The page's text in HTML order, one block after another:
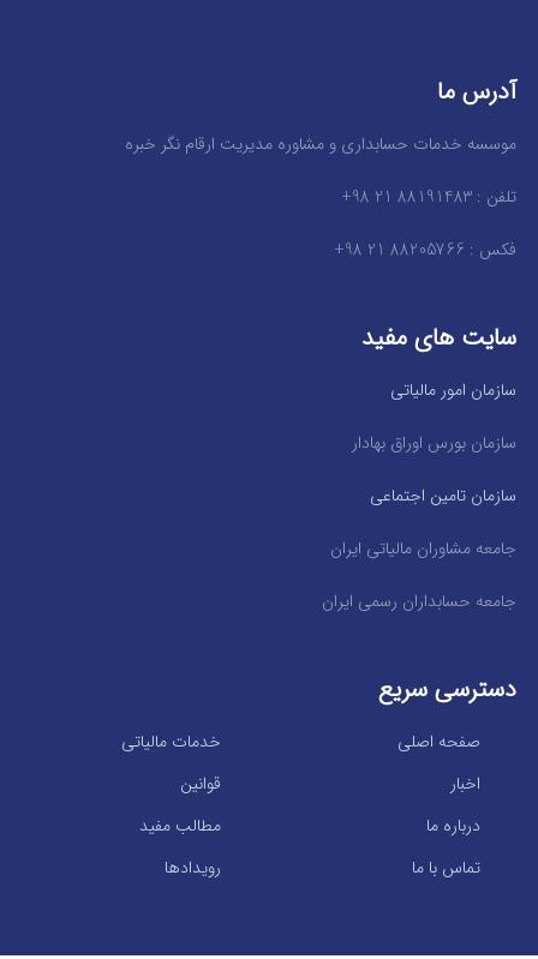
آدرس ما
موسسه خدمات حسابداری و مشاوره مدیریت ارقام نگر خبره
تلفن : 88191483 21 98+
فکس : 88205766 21 98+
سایت های مفید
سازمان امور مالیاتی
سازمان بورس اوراق بهادار
سازمان تامین اجتماعی
جامعه مشاوران مالیاتی ایران
جامعه حسابداران رسمی ایران
دسترسی سریع
خدمات مالیاتی
صفحه اصلی
قوانین
اخبار
مطالب مفید
درباره ما
رویدادها
تماس با ما